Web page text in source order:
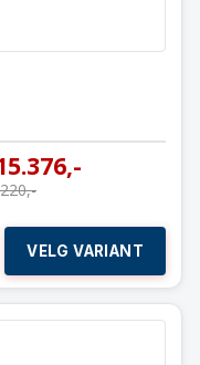
,-
,-
VELG VARIANT